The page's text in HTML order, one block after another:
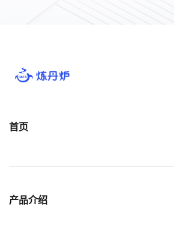
首页
产品介绍